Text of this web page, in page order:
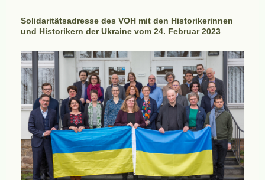
Solidaritätsadresse des VOH mit den Historikerinnen
und Historikern der Ukraine vom 24. Februar 2023